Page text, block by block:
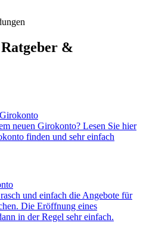
&
neuen Girokonto? Lesen Sie hier
finden und sehr einfach
und einfach die Angebote für
Die Eröffnung eines
in der Regel sehr einfach.